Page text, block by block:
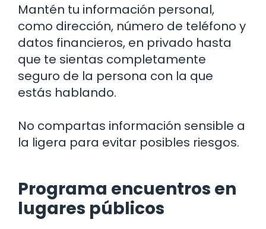
Mantén tu información personal,
como dirección, número de teléfono y
datos financieros, en privado hasta
que te sientas completamente
seguro de la persona con la que
estás hablando.
No compartas información sensible a
la ligera para evitar posibles riesgos.
Programa encuentros en
lugares públicos